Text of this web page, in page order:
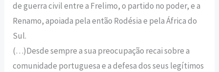
de guerra civil entre a Frelimo, o partido no poder, e a
Renamo, apoiada pela então Rodésia e pela África do
Sul.
(…)Desde sempre a sua preocupação recai sobre a
comunidade portuguesa e a defesa dos seus legítimos